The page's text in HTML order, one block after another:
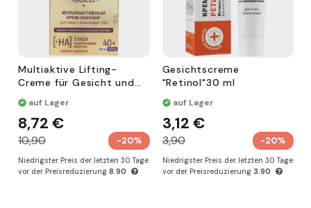
Multiaktive Lifting-
Creme für Gesicht und
Augenpartie 40+,
Tag/Nacht
auf Lager
8,72 €
10,90 -20%
Niedrigster Preis der letzten 30 Tage
vor der Preisreduzierung 8.90
Gesichtscreme
"Retinol"30 ml
auf Lager
3,12 €
3,90 -20%
Niedrigster Preis der letzten 30 Tage
vor der Preisreduzierung 3.90